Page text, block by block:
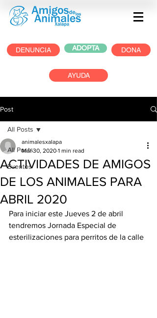
DENUNCIA ADOPTA DONA
AYUDA
Post
All Posts
Eventos
All Posts
ACTIVIDADES DE AMIGOS
DE LOS ANIMALES PARA
ABRIL 2020
animalesxalapa
Mar 30, 2020 1 min read
Para iniciar este Jueves 2 de abril
tendremos Jornada Especial de
esterilizaciones para perritos de la calle